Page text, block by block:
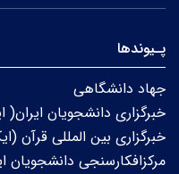
پـیوندها
جهاد دانشگاهی
خبرگزاری دانشجویان ایران(
خبرگزاری بین المللی قرآن
مرکزافکارسنجی دانشجویان